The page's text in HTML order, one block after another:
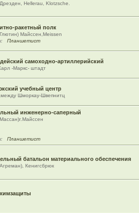
Hellerau, Klotzsche.
ракетный полк
Майсcен,Meissen
Планшетист
самоходно-артиллерийский
-Маркс- штадт
учебный центр
Шморкау-Швепнитц
инженерно-саперный
Планшетист
батальон материального обеспечения
Кенигсбрюк